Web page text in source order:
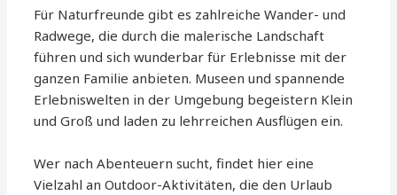
Für Naturfreunde gibt es zahlreiche Wander- und
Radwege, die durch die malerische Landschaft
führen und sich wunderbar für Erlebnisse mit der
ganzen Familie anbieten. Museen und spannende
Erlebniswelten in der Umgebung begeistern Klein
und Groß und laden zu lehrreichen Ausflügen ein.
Wer nach Abenteuern sucht, findet hier eine
Vielzahl an Outdoor-Aktivitäten, die den Urlaub